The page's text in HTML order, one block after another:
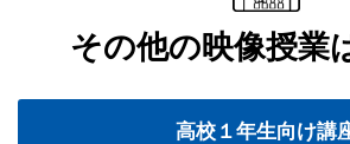
その他の映像授業
高校１年生向け講